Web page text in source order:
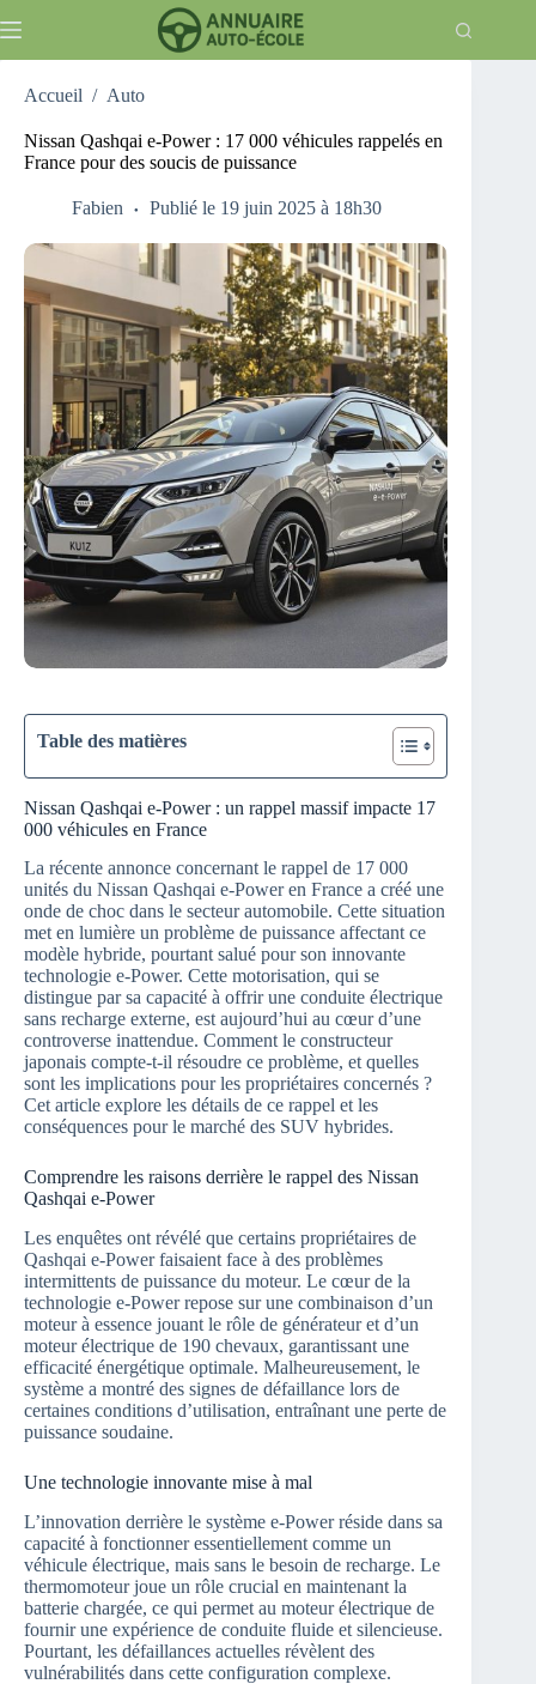
au
Accueil / Auto
Nissan Qashqai e-Power : 17 000 véhicules rappelés en
France pour des soucis de puissance
Fabien Publié le 19 juin 2025 à 18h30
Table des matières
Nissan Qashqai e-Power : un rappel massif impacte 17
000 véhicules en France
La récente annonce concernant le rappel de 17 000
unités du Nissan Qashqai e-Power en France a créé une
onde de choc dans le secteur automobile. Cette situation
met en lumière un problème de puissance affectant ce
modèle hybride, pourtant salué pour son innovante
technologie e-Power. Cette motorisation, qui se
distingue par sa capacité à offrir une conduite électrique
sans recharge externe, est aujourd’hui au cœur d’une
controverse inattendue. Comment le constructeur
japonais compte-t-il résoudre ce problème, et quelles
sont les implications pour les propriétaires concernés ?
Cet article explore les détails de ce rappel et les
conséquences pour le marché des SUV hybrides.
Comprendre les raisons derrière le rappel des Nissan
Qashqai e-Power
Les enquêtes ont révélé que certains propriétaires de
Qashqai e-Power faisaient face à des problèmes
intermittents de puissance du moteur. Le cœur de la
technologie e-Power repose sur une combinaison d’un
moteur à essence jouant le rôle de générateur et d’un
moteur électrique de 190 chevaux, garantissant une
efficacité énergétique optimale. Malheureusement, le
système a montré des signes de défaillance lors de
certaines conditions d’utilisation, entraînant une perte de
puissance soudaine.
Une technologie innovante mise à mal
L’innovation derrière le système e-Power réside dans sa
capacité à fonctionner essentiellement comme un
véhicule électrique, mais sans le besoin de recharge. Le
thermomoteur joue un rôle crucial en maintenant la
batterie chargée, ce qui permet au moteur électrique de
fournir une expérience de conduite fluide et silencieuse.
Pourtant, les défaillances actuelles révèlent des
vulnérabilités dans cette configuration complexe.